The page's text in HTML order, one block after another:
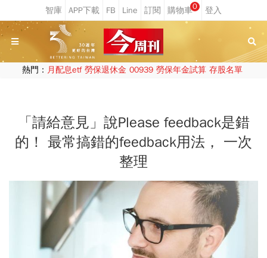
0
熱門： 月配息etf 勞保退休金 00939 勞保年金試算 存股名單
「請給意見」說Please feedback是錯
的！ 最常搞錯的feedback用法， 一次
整理